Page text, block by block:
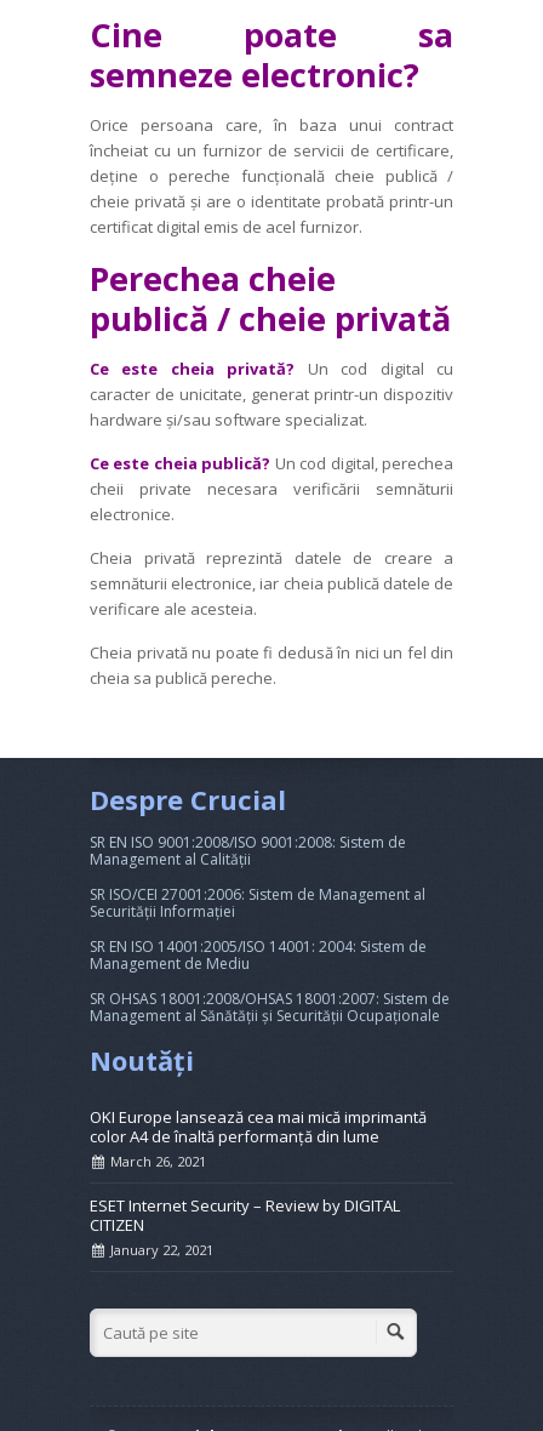
Cine poate sa
semneze electronic?
Orice persoana care, în baza unui contract
încheiat cu un furnizor de servicii de certificare,
deține o pereche funcțională cheie publică /
cheie privată și are o identitate probată printr-un
certificat digital emis de acel furnizor.
Perechea cheie
publică / cheie privată
Ce este cheia privată? Un cod digital cu
caracter de unicitate, generat printr-un dispozitiv
hardware și/sau software spe­cializat.
Ce este cheia publică? Un cod digital, perechea
cheii private necesara verificării semnăturii
electronice.
Cheia privată reprezintă datele de creare a
semnăturii electronice, iar cheia publică datele de
verificare ale acesteia.
Cheia privată nu poate fi dedusă în nici un fel din
cheia sa publică pereche.
Despre Crucial
SR EN ISO 9001:2008/ISO 9001:2008: Sistem de
Management al Calității
SR ISO/CEI 27001:2006: Sistem de Management al
Securității Informației
SR EN ISO 14001:2005/ISO 14001: 2004: Sistem de
Management de Mediu
SR OHSAS 18001:2008/OHSAS 18001:2007: Sistem de
Management al Sănătății și Securității Ocupaționale
Noutăți
OKI Europe lansează cea mai mică imprimantă
color A4 de înaltă performanță din lume
March 26, 2021
ESET Internet Security – Review by DIGITAL
CITIZEN
January 22, 2021